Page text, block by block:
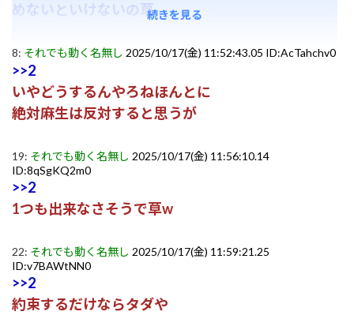
めないといけないの草
8: それでも動く名無し 2025/10/17(金) 11:52:43.05 ID:AcTahchv0
>>2
いやどうするんやろねほんとに
絶対麻生は反対すると思うが
19: それでも動く名無し 2025/10/17(金) 11:56:10.14
ID:8qSgKQ2m0
>>2
1つも出来なさそうで草w
22: それでも動く名無し 2025/10/17(金) 11:59:21.25
ID:v7BAWtNN0
>>2
約束するだけならタダや
続きを見る